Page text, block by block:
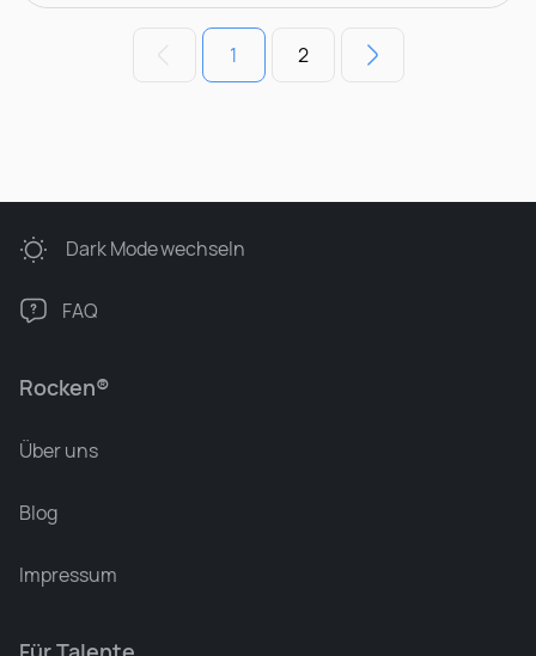
1 2
Rocken®
Über uns
Blog
Impressum
Dark Modewechseln
FAQ